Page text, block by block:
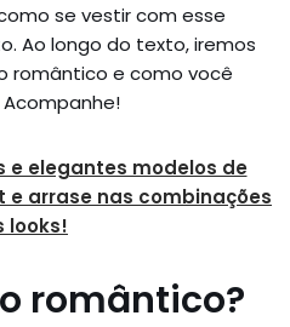
se vestir com esse
Ao longo do texto, iremos
romântico e como você
e elegantes modelos de
e arrase nas combinações
looks!
romântico?